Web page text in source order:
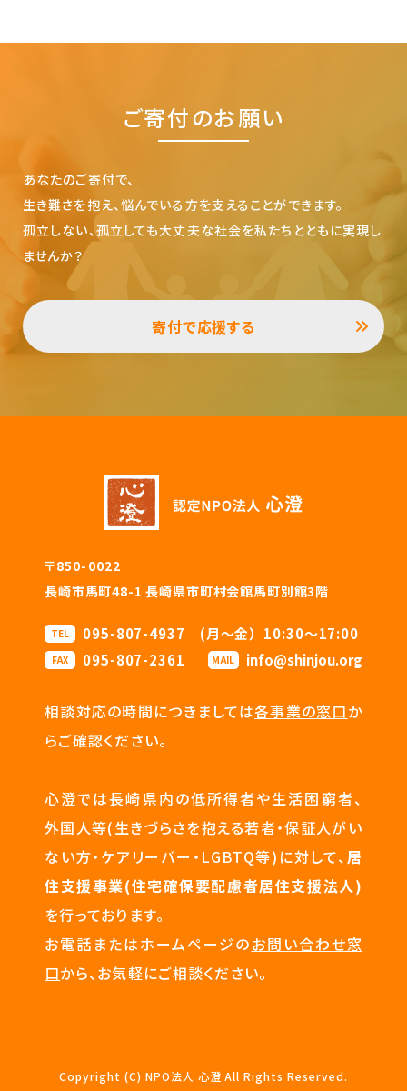
ご寄付のお願い
あなたのご寄付で、
生き難さを抱え、悩んでいる方を支えることができます。
孤立しない、孤立しても大丈夫な社会を私たちとともに実現し
ませんか？
寄付で応援する
〒850-0022
長崎市馬町48-1 長崎県市町村会館馬町別館3階
TEL 095-807-4937 (月〜金）10:30〜17:00
FAX 095-807-2361 MAIL info@shinjou.org
相談対応の時間につきましては各事業の窓口か
らご確認ください。
心澄では長崎県内の低所得者や生活困窮者、
外国人等(生きづらさを抱える若者・保証人がい
ない方・ケアリーバー・LGBTQ等)に対して、居
住支援事業(住宅確保要配慮者居住支援法人)
を行っております。
お電話またはホームページのお問い合わせ窓
口から、お気軽にご相談ください。
Copyright (C) NPO法人 心澄 All Rights Reserved.